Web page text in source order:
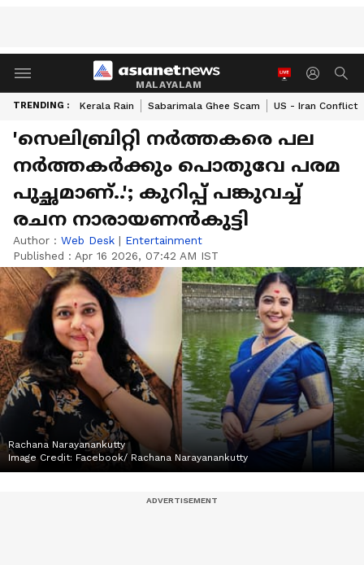
MALAYALAM
TRENDING : Kerala Rain Sabarimala Ghee Scam US - Iran Conflict
'സെലിബ്രിറ്റി നർത്തകരെ പല
നർത്തകർക്കും പൊതുവേ പരമ
പുച്ഛമാണ്..'; കുറിപ്പ് പങ്കുവച്ച്
രചന നാരായണൻകുട്ടി
Author : Web Desk | Entertainment
Published : Apr 16 2026, 07:42 AM IST
Rachana Narayanankutty
Image Credit: Facebook/ Rachana Narayanankutty